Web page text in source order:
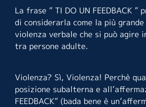
La frase ” TI DO UN FEEDBACK ”
di considerarla come la più
violenza verbale che si può agire
tra persone adulte.
Violenza? Sì, Violenza! Perchè
posizione subalterna e
FEEDBACK” (bada bene è